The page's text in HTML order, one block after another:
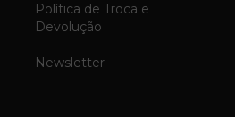
Política de Troca e
Devolução
Newsletter